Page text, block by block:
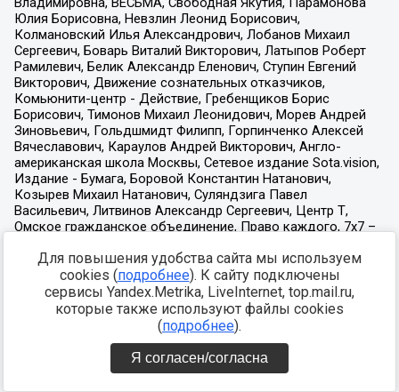
Для повышения удобства сайта мы используем
cookies (подробнее). К сайту подключены
сервисы Yandex.Metrika, LiveInternet, top.mail.ru,
которые также используют файлы cookies
(подробнее).
Я согласен/согласна